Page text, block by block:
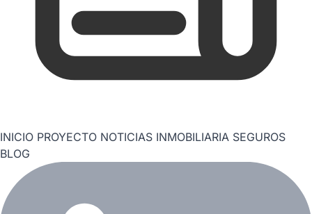
INICIO PROYECTO NOTICIAS INMOBILIARIA SEGUROS
BLOG